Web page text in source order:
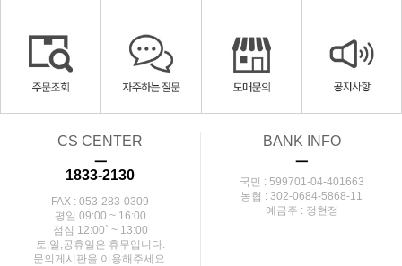
CS CENTER
ㅡ
1833-2130
FAX : 053-283-0309
평일 09:00 ~ 16:00
점심 12:00` ~ 13:00
토,일,공휴일은 휴무입니다.
문의게시판을 이용해주세요.
BANK INFO
ㅡ
국민 : 599701-04-401663
농협 : 302-0684-5868-11
예금주 : 정현정